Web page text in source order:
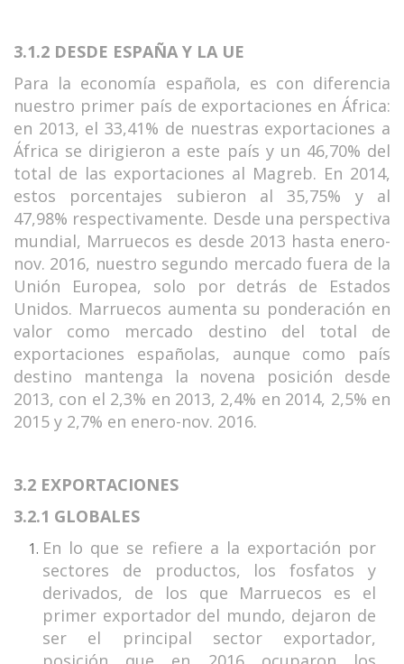
3.1.2 DESDE ESPAÑA Y LA UE
Para la economía española, es con diferencia
nuestro primer país de exportaciones en África:
en 2013, el 33,41% de nuestras exportaciones a
África se dirigieron a este país y un 46,70% del
total de las exportaciones al Magreb. En 2014,
estos porcentajes subieron al 35,75% y al
47,98% respectivamente. Desde una perspectiva
mundial, Marruecos es desde 2013 hasta enero-
nov. 2016, nuestro segundo mercado fuera de la
Unión Europea, solo por detrás de Estados
Unidos. Marruecos aumenta su ponderación en
valor como mercado destino del total de
exportaciones españolas, aunque como país
destino mantenga la novena posición desde
2013, con el 2,3% en 2013, 2,4% en 2014, 2,5% en
2015 y 2,7% en enero-nov. 2016.
3.2 EXPORTACIONES
3.2.1 GLOBALES
En lo que se refiere a la exportación por
sectores de productos, los fosfatos y
derivados, de los que Marruecos es el
primer exportador del mundo, dejaron de
ser el principal sector exportador,